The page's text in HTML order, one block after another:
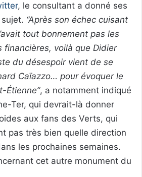
, le consultant a donné ses
“Après son échec cuisant
tout bonnement pas les
financières, voilà que Didier
du désespoir vient de se
Caïazzo… pour évoquer le
Étienne”, a notamment indiqué
Ter, qui devrait-là donner
aux fans des Verts, qui
pas très bien quelle direction
les prochaines semaines.
cet autre monument du